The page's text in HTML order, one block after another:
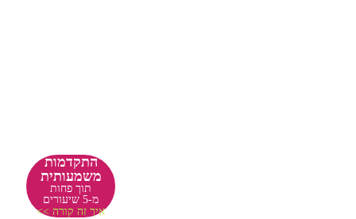
התקדמות
משמעותית
תוך פחות
מ-5 שיעורים
איך זה קורה >>